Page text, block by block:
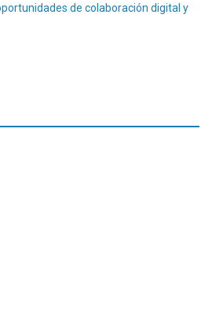
de colaboración digital y